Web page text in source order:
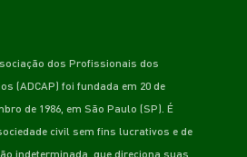
dos Profissionais dos
(ADCAP) foi fundada em 20 de
de 1986, em São Paulo (SP). É
civil sem fins lucrativos e de
indeterminada, que direciona suas